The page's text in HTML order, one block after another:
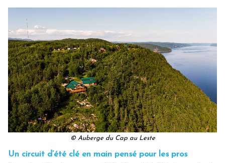
© Auberge du Cap au Leste
Un circuit d’été clé en main pensé pour les pros